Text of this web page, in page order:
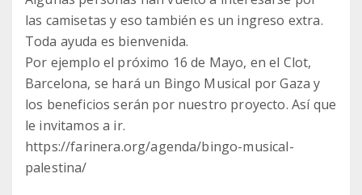
las camisetas y eso también es un ingreso extra.
Toda ayuda es bienvenida.
Por ejemplo el próximo 16 de Mayo, en el Clot,
Barcelona, se hará un Bingo Musical por Gaza y
los beneficios serán por nuestro proyecto. Así que
le invitamos a ir.
https://farinera.org/agenda/bingo-musical-
palestina/